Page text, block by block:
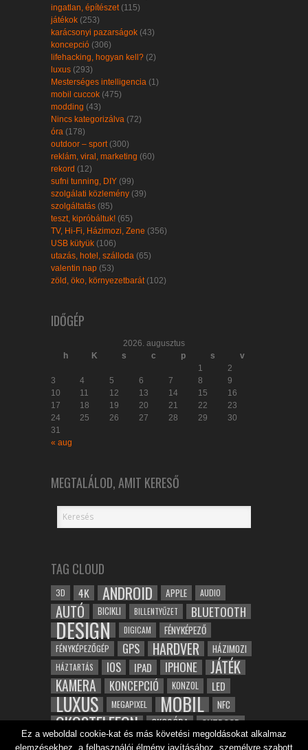
ingatlan, építészet (115)
játékok (253)
karácsonyi pazarságok (43)
koncepció (306)
lifehacking, hogyan kell? (2)
luxus (293)
Mesterséges intelligencia (1)
mobil cuccok (475)
modding (43)
Nincs kategorizálva (72)
óra (178)
outdoor – sport (300)
reklám, viral, marketing (60)
rekord (12)
sufni tunning, DIY (99)
szolgálati közlemény (39)
szolgáltatás (85)
teszt, kipróbáltuk! (65)
TV, Hi-Fi, Házimozi, Zene (356)
USB kütyük (106)
utazás, hotel, szálloda (65)
valentin nap (53)
zöld, öko, környezetbarát (102)
IDŐGÉP
2026. augusztus
h
K s c p s
v
1
2
3
4 5 6 7 8
9
10
11 12 13 14 15
16
17
18 19 20 21 22
23
24
25 26 27 28 29
30
31
« aug
MEGTALÁLOD, AMIT KERESŐ
TAG CLOUD
3D 4K ANDROID APPLE AUDIO
AUTÓ BICIKLI BILLENTYŰZET BLUETOOTH
DESIGN DIGICAM FÉNYKÉPEZŐ
FÉNYKÉPEZŐGÉP GPS HARDVER HÁZIMOZI
HÁZTARTÁS IOS IPAD IPHONE JÁTÉK
KAMERA KONCEPCIÓ KONZOL LED
LUXUS MEGAPIXEL MOBIL NFC
OKOSTELEFON OKOSÓRA OUTDOOR
ROBOT SAMSUNG SPORT TABLET
Ez a weboldal cookie-kat és más követési megoldásokat alkalmaz
elemzésekhez, a felhasználói élmény javításához, személyre szabott